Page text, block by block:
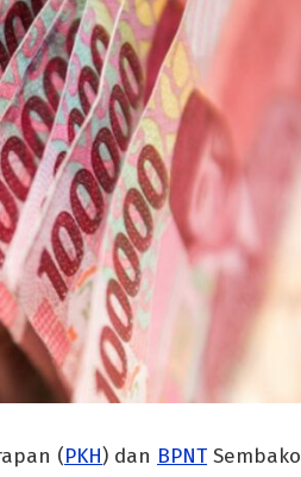
(PKH) dan BPNT Sembako